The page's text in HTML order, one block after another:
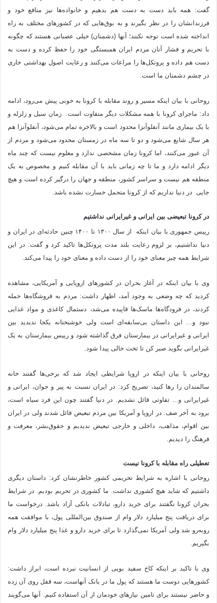
گفت: همه باید دست به دست هم بدهیم و خانواده‌ها نیز منافع خود و
فرزندانشان را در نظر بگیرند و به بوق‌هایی که در کشورهای مختلف به راه
انداخته شده است توجه نکنند؛ آنها (دشمنان) خیلی عصبانی هستند که چگونه
با تحریم و فشار آنان مردم ایران همبستگی خود را حفظ کرده و دست به
دست هم داده و پروتکل‌ها را مراعات می‌کنند و رعایت اصول بهداشتی خاری
در چشم دشمنان ما است.
روحانی با بیان اینکه مسیر و روند مقابله با کرونا به خوبی پیش می‌رود، ادامه
داد: ماجرای کرونا با همه مشکلات دیگر متفاوت است. زمان سیل و زلزله و
یا یک بیماری مانند آنفلوآنزا محدود است و بالاخره تمام می‌شود، آنفلوآنزا هم
هر سال شایع می‌شود و دو تا سه ماه در زمستان محدود می‌شود و مردم از
آن عبور می‌کنند، اما کرونا زمان مشخصی ندارد و معلوم نیست که چند ماه
دیگر ادامه دارد و ما تا چه زمانی باید با آن مقابله کنیم و مخصوص به یک
منطقه هم نیست و سراسر کشور، منطقه و جهان را درگیر کرده است و هیچ
جایی در دنیا نداریم که از کرونا متحمل خسارت نشده باشد.
در کرونا تبعیضی بین ایرانی و غیرایرانی نداشتیم
رییس جمهوری با بیان اینکه از سال ۱۳۰۰ تا ۱۴۰۰ چنین حادثه‌ای در ایران و
دنیا نداشتیم، بر لزوم رعایت بلند مدت پروتکل‌ها تاکید کرد و گفت: در این
شرایط همه چیز معنای خود را از دست داده و معنای خود را پیدا می‌کند.
وی با بیان اینکه در آغاز بحران در کشورهای اروپایی و آمریکایی، مشاهده
کردید که چه وضعی به وجود آمد، اظهار داشت: مردم به فروشگاه‌ها حمله
کردند، در فرودگاه‌ها ماسک‌ها قاپیده می‌شد، دستمال کاغذی و مواد غذایی
نبود و… این داستان بی‌سابقه‌ای است ولی خوشبختانه یکجا ندیدید بین
ایرانی و غیرایرانی در بیمارستان فرق گذاشته شود و رییس بیمارستان به یک
غیرایرانی بگوید صبر کن تا تخت خالی پیدا شود.
روحانی با بیان اینکه در اروپا شرایطی ایجاد شد که برخی‌ها گفتند خانه
سالمندان را رها کنید، تصریح کرد: در ایران نسبت به پیر و جوان، ایرانی و
غیرایرانی و… تفاوتی قائل نشدیم. در دنیا گفتند چون این فرد سیاه است،
برود به آخر صف. در اروپا و آمریکا بین مردم تبعیض قائل شدند ولی در ایران
بین اقوام، مذاهب، داخلی و خارجی تبعیض ندیدیم و حقوق‌بشر، معرفت و
فرهنگ را دیدیم.
تعطیلی راه مقابله با کرونا نیست
روحانی با اشاره به شرایط تحریمی کشور خاطرنشان کرد: داستان دیگری
داشتیم که شاید هیچ کشوری نداشت. ما کشوری در تحریم بودیم. در شرایط
بحران کرونا نگفتند برای خرید دارو، تبادلات بانکی آزاد باشد. درخواست ما
برای دریافت پنج میلیارد دلار وام از صندوق بین‌المللی پول، با موافقت همه
روبه‌رو شد ولی آمریکا نمی‌گذارد تا برای خرید دارو و غذا پنج میلیارد دلار وام
بگیریم.
وی با تاکید بر اینکه کاخ سفید بویی از انسانیت نبرده است، ابراز داشت:
کشورهایی دوست ما هستند که پول ما در بانک آنهاست، سه قفل روی آن زده
و حاضر نیستند برای تامین نیازهای خودمان از آن استفاده کنیم. آنها می‌گویند